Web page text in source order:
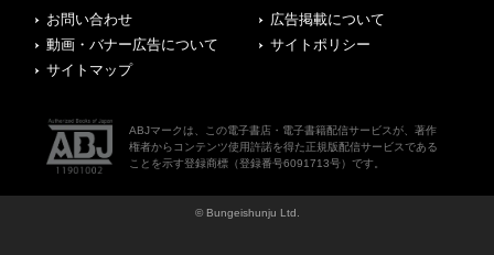
お問い合わせ
広告掲載について
動画・バナー広告について
サイトポリシー
サイトマップ
ABJマークは、この電子書店・電子書籍配信サービスが、著作
権者からコンテンツ使用許諾を得た正規版配信サービスである
ことを示す登録商標（登録番号6091713号）です。
© Bungeishunju Ltd.